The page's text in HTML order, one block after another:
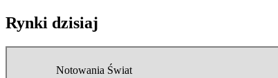
Rynki dzisiaj
Notowania Świat